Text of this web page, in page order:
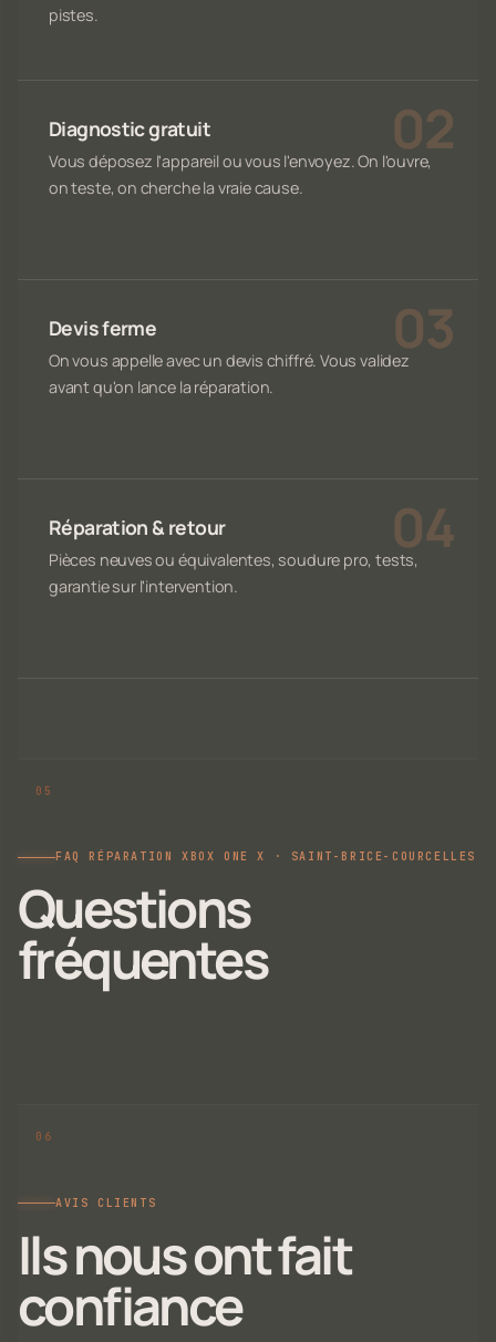
pistes.
Diagnostic gratuit
Vous déposez l'appareil ou vous l'envoyez. On l'ouvre,
on teste, on cherche la vraie cause.
Devis ferme
On vous appelle avec un devis chiffré. Vous validez
avant qu'on lance la réparation.
Réparation & retour
Pièces neuves ou équivalentes, soudure pro, tests,
garantie sur l'intervention.
FAQ RÉPARATION XBOX ONE X · SAINT-BRICE-COURCELLES
Questions
fréquentes
AVIS CLIENTS
Ils nous ont fait
confiance